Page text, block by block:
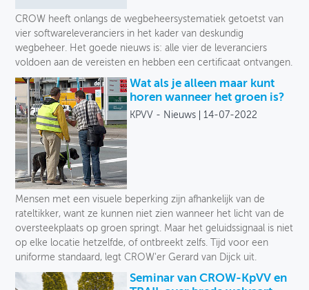
CROW heeft onlangs de wegbeheersystematiek getoetst van
vier softwareleveranciers in het kader van deskundig
wegbeheer. Het goede nieuws is: alle vier de leveranciers
voldoen aan de vereisten en hebben een certificaat ontvangen.
Wat als je alleen maar kunt
horen wanneer het groen is?
KPVV - Nieuws 14-07-2022
Mensen met een visuele beperking zijn afhankelijk van de
rateltikker, want ze kunnen niet zien wanneer het licht van de
oversteekplaats op groen springt. Maar het geluidssignaal is niet
op elke locatie hetzelfde, of ontbreekt zelfs. Tijd voor een
uniforme standaard, legt CROW'er Gerard van Dijck uit.
Seminar van CROW-KpVV en